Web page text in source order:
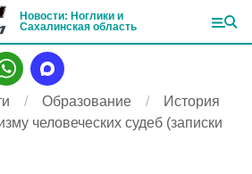
Новости: Ноглики и
Сахалинская область
Образование
История
человеческих судеб (записки